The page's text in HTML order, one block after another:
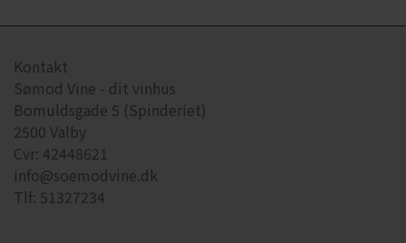
Kontakt
Sømod Vine - dit vinhus
Bomuldsgade 5 (Spinderiet)
2500 Valby
Cvr: 42448621
info@soemodvine.dk
Tlf: 51327234